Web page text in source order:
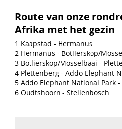
Route van onze
Afrika met het gezin
1 Kaapstad - Hermanus
2 Hermanus - Botlierskop/
3 Botlierskop/Mosselbaai -
4 Plettenberg - Addo Elephant
5 Addo Elephant National Park
6 Oudtshoorn - Stellenbosch